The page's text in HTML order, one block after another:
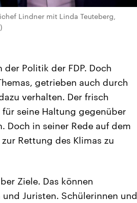
Lindner mit Linda Teuteberg,
Politik der FDP. Doch
getrieben auch durch
verhalten. Der frisch
seine Haltung gegenüber
in seiner Rede auf dem
Rettung des Klimas zu
Ziele. Das können
Juristen. Schülerinnen und